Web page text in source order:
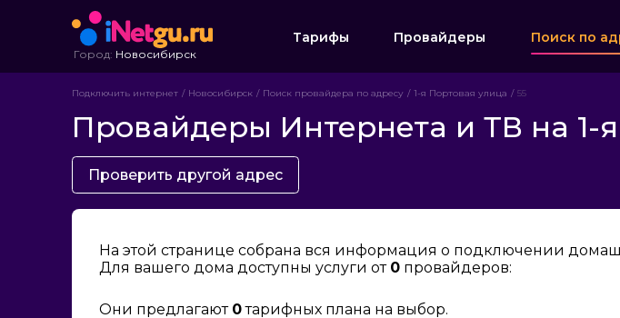
Город: Новосибирск
Тарифы Провайдеры Поиск по
Подключить интернет Новосибирск Поиск провайдера по адресу 1-я Портовая улица 55
Провайдеры Интернета и ТВ на 1-
Проверить другой адрес
На этой странице собрана вся информация о подключении
Для вашего дома доступны услуги от 0 провайдеров:
Они предлагают 0тарифных плана на выбор.